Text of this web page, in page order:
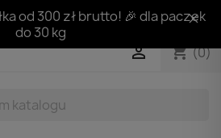
od 300 zł brutto! 🎉 dla paczek
do 30 kg
shopping_cart(0)
